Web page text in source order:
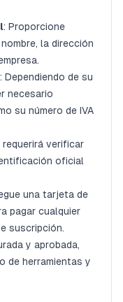
: Proporcione
la dirección
: Dependiendo de su
necesario
su número de IVA
requerirá verificar
oficial
una tarjeta de
pagar cualquier
suscripción.
y aprobada,
de herramientas y